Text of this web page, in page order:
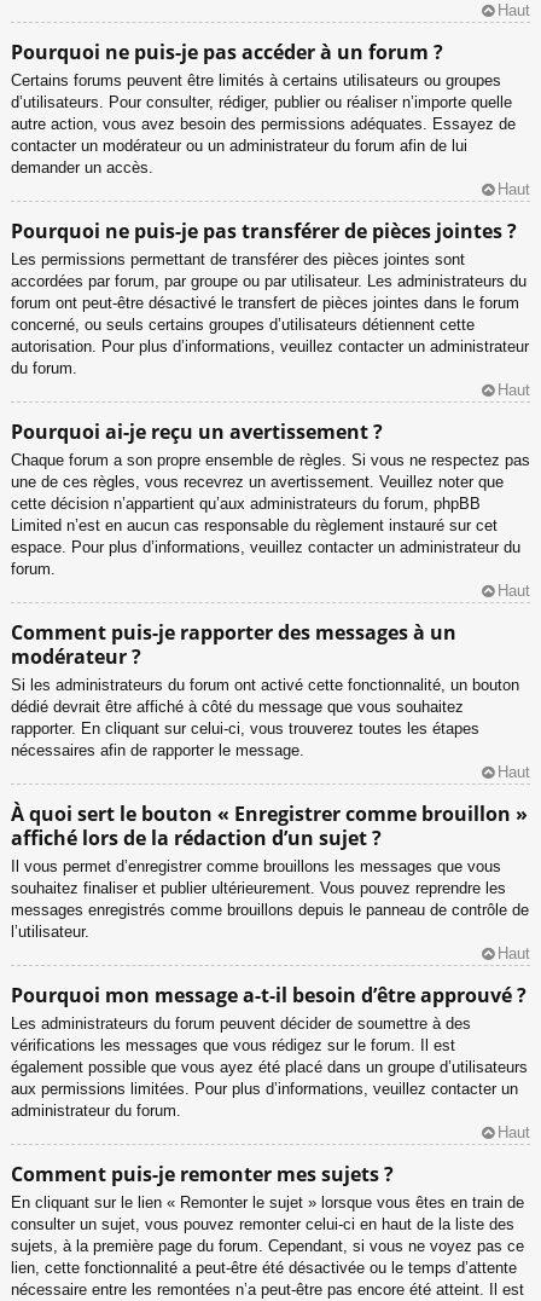
Haut
Pourquoi ne puis-je pas accéder à un forum ?
Certains forums peuvent être limités à certains utilisateurs ou groupes
d’utilisateurs. Pour consulter, rédiger, publier ou réaliser n’importe quelle
autre action, vous avez besoin des permissions adéquates. Essayez de
contacter un modérateur ou un administrateur du forum afin de lui
demander un accès.
Haut
Pourquoi ne puis-je pas transférer de pièces jointes ?
Les permissions permettant de transférer des pièces jointes sont
accordées par forum, par groupe ou par utilisateur. Les administrateurs du
forum ont peut-être désactivé le transfert de pièces jointes dans le forum
concerné, ou seuls certains groupes d’utilisateurs détiennent cette
autorisation. Pour plus d’informations, veuillez contacter un administrateur
du forum.
Haut
Pourquoi ai-je reçu un avertissement ?
Chaque forum a son propre ensemble de règles. Si vous ne respectez pas
une de ces règles, vous recevrez un avertissement. Veuillez noter que
cette décision n’appartient qu’aux administrateurs du forum, phpBB
Limited n’est en aucun cas responsable du règlement instauré sur cet
espace. Pour plus d’informations, veuillez contacter un administrateur du
forum.
Haut
Comment puis-je rapporter des messages à un
modérateur ?
Si les administrateurs du forum ont activé cette fonctionnalité, un bouton
dédié devrait être affiché à côté du message que vous souhaitez
rapporter. En cliquant sur celui-ci, vous trouverez toutes les étapes
nécessaires afin de rapporter le message.
Haut
À quoi sert le bouton « Enregistrer comme brouillon »
affiché lors de la rédaction d’un sujet ?
Il vous permet d’enregistrer comme brouillons les messages que vous
souhaitez finaliser et publier ultérieurement. Vous pouvez reprendre les
messages enregistrés comme brouillons depuis le panneau de contrôle de
l’utilisateur.
Haut
Pourquoi mon message a-t-il besoin d’être approuvé ?
Les administrateurs du forum peuvent décider de soumettre à des
vérifications les messages que vous rédigez sur le forum. Il est
également possible que vous ayez été placé dans un groupe d’utilisateurs
aux permissions limitées. Pour plus d’informations, veuillez contacter un
administrateur du forum.
Haut
Comment puis-je remonter mes sujets ?
En cliquant sur le lien « Remonter le sujet » lorsque vous êtes en train de
consulter un sujet, vous pouvez remonter celui-ci en haut de la liste des
sujets, à la première page du forum. Cependant, si vous ne voyez pas ce
lien, cette fonctionnalité a peut-être été désactivée ou le temps d’attente
nécessaire entre les remontées n’a peut-être pas encore été atteint. Il est